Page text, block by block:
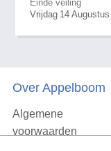
Einde veiling
Vrijdag 14 Augustus
Over Appelboom
Algemene
voorwaarden